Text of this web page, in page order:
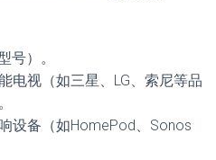
号）。
电视（如三星、LG、索尼等品
设备（如HomePod、Sonos